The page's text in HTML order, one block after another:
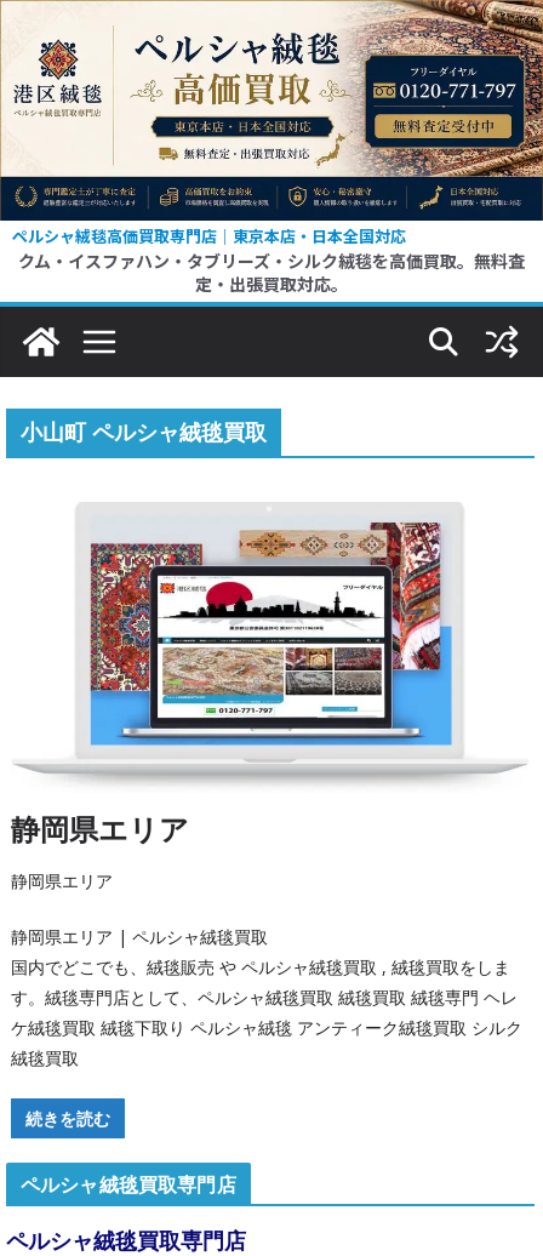
テ
へ
ス
ッ
ペルシャ絨毯高価買取専門店｜東京本店・日本全国対応
クム・イスファハン・タブリーズ・シルク絨毯を高価買取。無料査
定・出張買取対応。
小山町 ペルシャ絨毯買取
静岡県エリア
静岡県エリア
静岡県エリア | ペルシャ絨毯買取
国内でどこでも、絨毯販売 や ペルシャ絨毯買取 , 絨毯買取をしま
す。絨毯専門店として、ペルシャ絨毯買取 絨毯買取 絨毯専門 ヘレ
ケ絨毯買取 絨毯下取り ペルシャ絨毯 アンティーク絨毯買取 シルク
絨毯買取
続きを読む
ペルシャ絨毯買取専門店
ペルシャ絨毯買取専門店